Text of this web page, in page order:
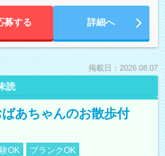
募する 詳細へ
掲載日：2026.08.07
読
ばあちゃんのお散歩付
OK
ブランクOK